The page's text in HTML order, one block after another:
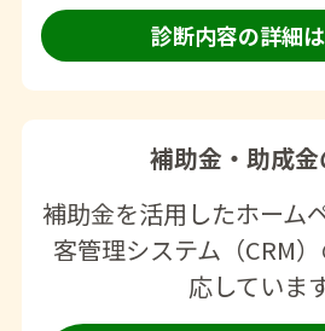
診断内容の詳細
補助金・助成金
補助金を活用したホーム
客管理システム（CRM
応しています